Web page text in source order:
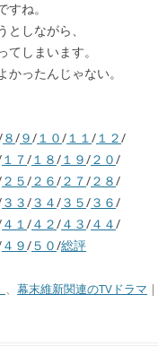
ね。
しながら、
てしまいます。
かったんじゃない。
８/９/１０/１１/１２/
１７/１８/１９/２０/
２５/２６/２７/２８/
３３/３４/３５/３６/
４１/４２/４３/４４/
４９/５０/総評
、 幕末維新関連のTVドラマ |